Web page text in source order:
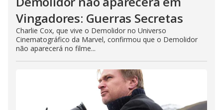
Vingadores: Guerras Secretas
Charlie Cox, que vive o Demolidor no Universo
Cinematográfico da Marvel, confirmou que o Demolidor
não aparecerá no filme...